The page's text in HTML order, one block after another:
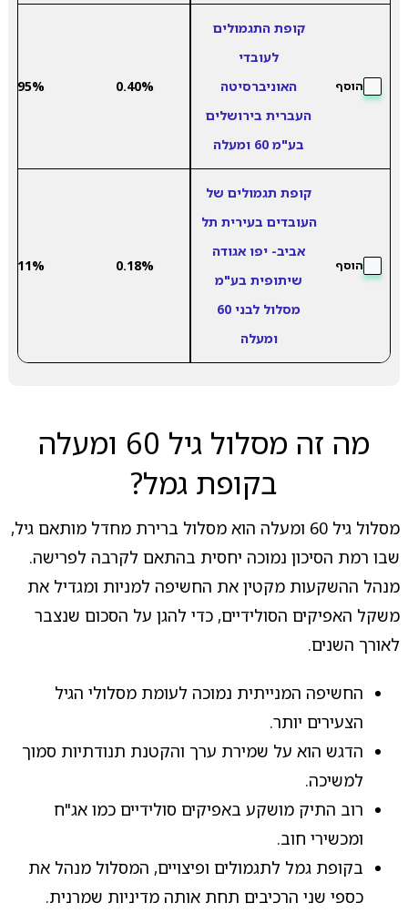
הוסף
קופת התגמולים
לעובדי
האוניברסיטה
העברית בירושלים
בע"מ 60 ומעלה
0.40%
4.95%
הוסף
קופת תגמולים של
העובדים בעירית תל
אביב- יפו אגודה
שיתופית בע"מ
מסלול לבני 60
ומעלה
0.18%
5.11%
מה זה מסלול גיל 60 ומעלה
בקופת גמל?
מסלול גיל 60 ומעלה הוא מסלול ברירת מחדל מותאם גיל,
שבו רמת הסיכון נמוכה יחסית בהתאם לקרבה לפרישה.
מנהל ההשקעות מקטין את החשיפה למניות ומגדיל את
משקל האפיקים הסולידיים, כדי להגן על הסכום שנצבר
לאורך השנים.
החשיפה המנייתית נמוכה לעומת מסלולי הגיל
הצעירים יותר.
הדגש הוא על שמירת ערך והקטנת תנודתיות סמוך
למשיכה.
רוב התיק מושקע באפיקים סולידיים כמו אג"ח
ומכשירי חוב.
בקופת גמל לתגמולים ופיצויים, המסלול מנהל את
כספי שני הרכיבים תחת אותה מדיניות שמרנית.